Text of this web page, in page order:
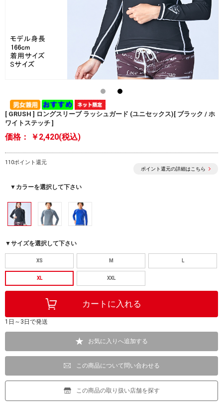
[ GRUSH ] ロングスリーブ ラッシュガード (ユニセックス)[ ブラック / ホ
ワイトステッチ ]
価格： ￥2,420(税込)
110ポイント還元
ポイント還元の詳細はこちら
▼カラーを選択して下さい
▼サイズを選択して下さい
XS M L
XL XXL
1日～3日で発送
お気に入りへ追加する
この商品について問い合わせる
この商品の取り扱い店舗を探す